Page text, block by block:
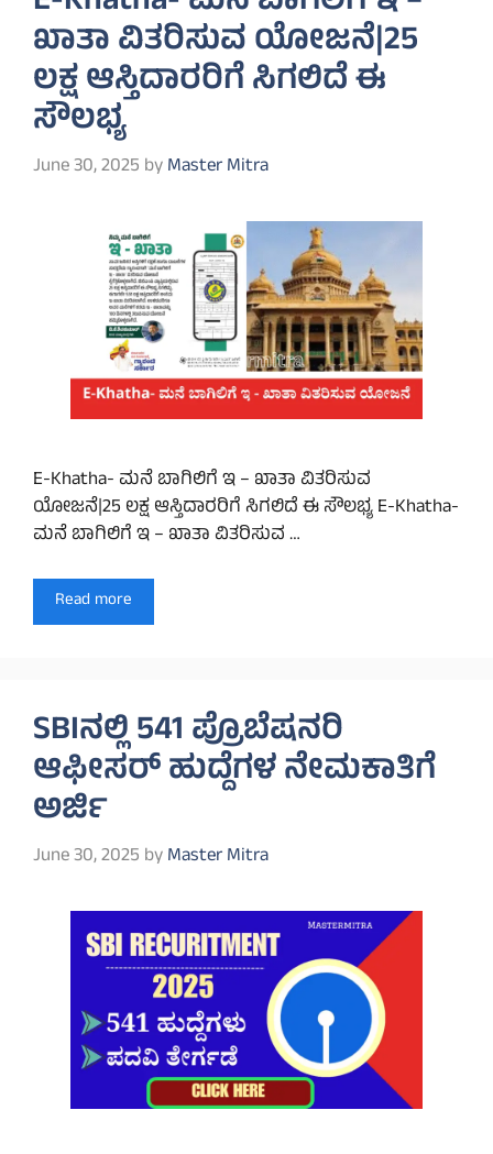
ಖಾತಾ ವಿತರಿಸುವ ಯೋಜನೆ|25
ಲಕ್ಷ ಆಸ್ತಿದಾರರಿಗೆ ಸಿಗಲಿದೆ ಈ
ಸೌಲಭ್ಯ
June 30, 2025 byMaster Mitra
E-Khatha- ಮನೆ ಬಾಗಿಲಿಗೆ ಇ – ಖಾತಾ ವಿತರಿಸುವ
ಯೋಜನೆ|25 ಲಕ್ಷ ಆಸ್ತಿದಾರರಿಗೆ ಸಿಗಲಿದೆ ಈ ಸೌಲಭ್ಯ E-Khatha-
ಮನೆ ಬಾಗಿಲಿಗೆ ಇ – ಖಾತಾ ವಿತರಿಸುವ …
Read more
SBIನಲ್ಲಿ 541 ಪ್ರೊಬೆಷನರಿ
ಆಫೀಸರ್ ಹುದ್ದೆಗಳ ನೇಮಕಾತಿಗೆ
ಅರ್ಜಿ
June 30, 2025 byMaster Mitra